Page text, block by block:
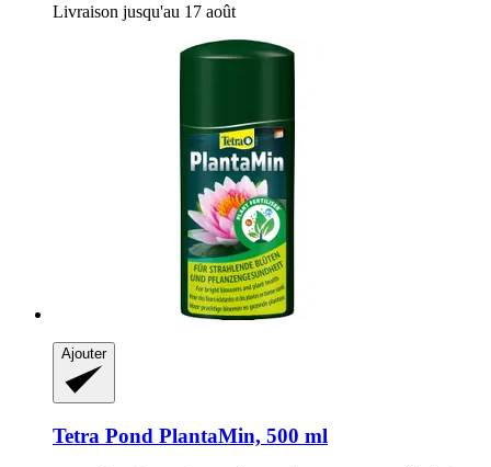
Livraison jusqu'au 17 août
Ajouter
Tetra Pond PlantaMin, 500 ml